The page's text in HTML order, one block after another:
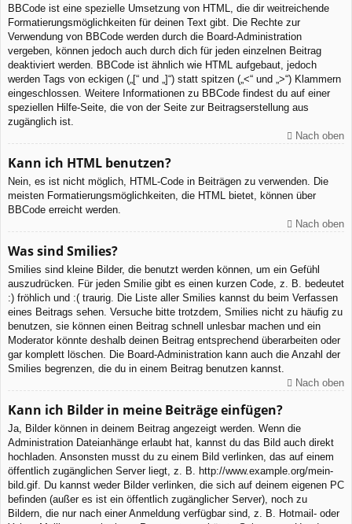
BBCode ist eine spezielle Umsetzung von HTML, die dir weitreichende
Formatierungsmöglichkeiten für deinen Text gibt. Die Rechte zur
Verwendung von BBCode werden durch die Board-Administration
vergeben, können jedoch auch durch dich für jeden einzelnen Beitrag
deaktiviert werden. BBCode ist ähnlich wie HTML aufgebaut, jedoch
werden Tags von eckigen („[“ und „]“) statt spitzen („<“ und „>“) Klammern
eingeschlossen. Weitere Informationen zu BBCode findest du auf einer
speziellen Hilfe-Seite, die von der Seite zur Beitragserstellung aus
zugänglich ist.
Nach oben
Kann ich HTML benutzen?
Nein, es ist nicht möglich, HTML-Code in Beiträgen zu verwenden. Die
meisten Formatierungsmöglichkeiten, die HTML bietet, können über
BBCode erreicht werden.
Nach oben
Was sind Smilies?
Smilies sind kleine Bilder, die benutzt werden können, um ein Gefühl
auszudrücken. Für jeden Smilie gibt es einen kurzen Code, z. B. bedeutet
:) fröhlich und :( traurig. Die Liste aller Smilies kannst du beim Verfassen
eines Beitrags sehen. Versuche bitte trotzdem, Smilies nicht zu häufig zu
benutzen, sie können einen Beitrag schnell unlesbar machen und ein
Moderator könnte deshalb deinen Beitrag entsprechend überarbeiten oder
gar komplett löschen. Die Board-Administration kann auch die Anzahl der
Smilies begrenzen, die du in einem Beitrag benutzen kannst.
Nach oben
Kann ich Bilder in meine Beiträge einfügen?
Ja, Bilder können in deinem Beitrag angezeigt werden. Wenn die
Administration Dateianhänge erlaubt hat, kannst du das Bild auch direkt
hochladen. Ansonsten musst du zu einem Bild verlinken, das auf einem
öffentlich zugänglichen Server liegt, z. B. http://www.example.org/mein-
bild.gif. Du kannst weder Bilder verlinken, die sich auf deinem eigenen PC
befinden (außer es ist ein öffentlich zugänglicher Server), noch zu
Bildern, die nur nach einer Anmeldung verfügbar sind, z. B. Hotmail- oder